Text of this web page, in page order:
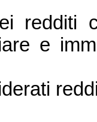
redditi
e